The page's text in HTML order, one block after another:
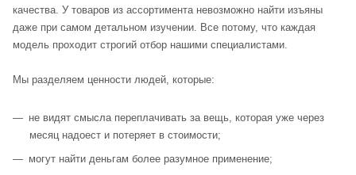
качества. У товаров из ассортимента невозможно найти изъяны
даже при самом детальном изучении. Все потому, что каждая
модель проходит строгий отбор нашими специалистами.
Мы разделяем ценности людей, которые:
не видят смысла переплачивать за вещь, которая уже через
месяц надоест и потеряет в стоимости;
могут найти деньгам более разумное применение;